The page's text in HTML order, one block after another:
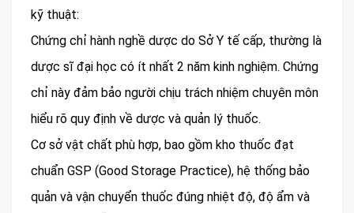
kỹ thuật:
Chứng chỉ hành nghề dược do Sở Y tế cấp, thường là
dược sĩ đại học có ít nhất 2 năm kinh nghiệm. Chứng
chỉ này đảm bảo người chịu trách nhiệm chuyên môn
hiểu rõ quy định về dược và quản lý thuốc.
Cơ sở vật chất phù hợp, bao gồm kho thuốc đạt
chuẩn GSP (Good Storage Practice), hệ thống bảo
quản và vận chuyển thuốc đúng nhiệt độ, độ ẩm và